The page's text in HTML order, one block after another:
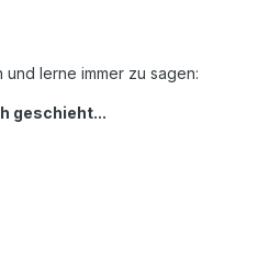
lerne immer zu sagen:
geschieht...